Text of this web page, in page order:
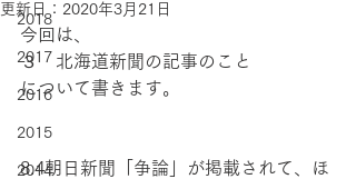
2018
2017
2016
2015
2014
更新日： 2020年3月21日
今回は、
３　北海道新聞の記事のこと
について書きます。
8.4朝日新聞「争論」が掲載されて、ほ